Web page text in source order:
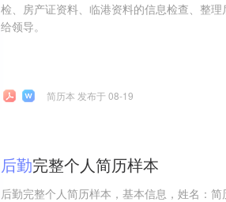
检、房产证资料、临港资料的信息检查、整
给领导。
简历本 发布于 08-19
后勤完整个人简历样本
后勤完整个人简历样本，基本信息，姓名：